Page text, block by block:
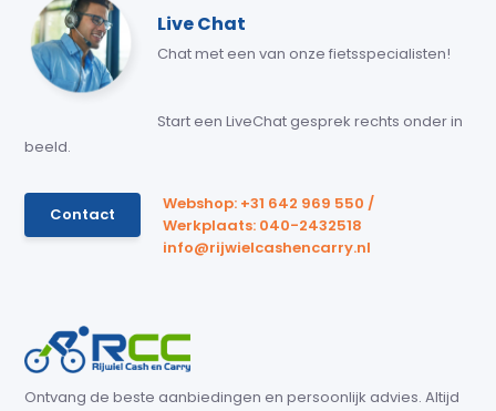
Live Chat
Chat met een van onze fietsspecialisten!
Start een LiveChat gesprek rechts onder in
beeld.
Contact
Webshop: +31 642 969 550 /
Werkplaats: 040-2432518
info@rijwielcashencarry.nl
Ontvang de beste aanbiedingen en persoonlijk advies. Altijd